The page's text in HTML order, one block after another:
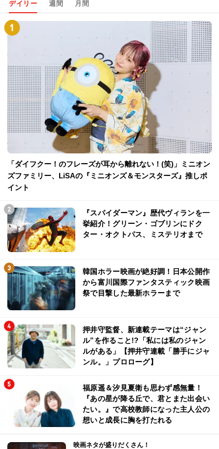
デイリー 週間 月間
「ダイフクー！のフレーズが耳から離れない！(笑)」ミニオン
ズファミリー、LiSAの『ミニオンズ＆モンスターズ』推しポ
イント
『スパイダーマン』歴代ヴィランを一
挙紹介！グリーン・ゴブリンにドク
ター・オクトパス、ミステリオまで
韓国ホラー映画が絶好調！日本公開作
から富川国際ファンタスティック映画
祭で目撃した最新ホラーまで
押井守監督、新連載テーマは“ジャン
ル”を作ること!?「私には私のジャン
ルがある」【押井守連載「勝手にジャ
ンル。」プロローグ】
福原遥＆汐見夏衛も思わず感無量！
『あの星が降る丘で、君とまた出会い
たい。』で高校教師になった主人公の
想いと成長に胸を打たれる
映画ネタが盛りだくさん！